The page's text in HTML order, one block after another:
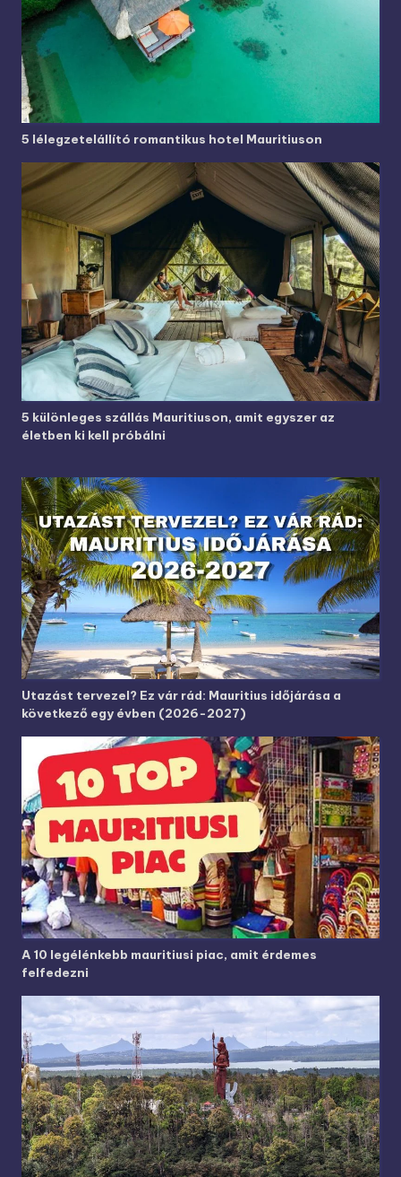
5 lélegzetelállító romantikus hotel Mauritiuson
5 különleges szállás Mauritiuson, amit egyszer az
életben ki kell próbálni
Utazást tervezel? Ez vár rád: Mauritius időjárása a
következő egy évben (2026-2027)
A 10 legélénkebb mauritiusi piac, amit érdemes
felfedezni